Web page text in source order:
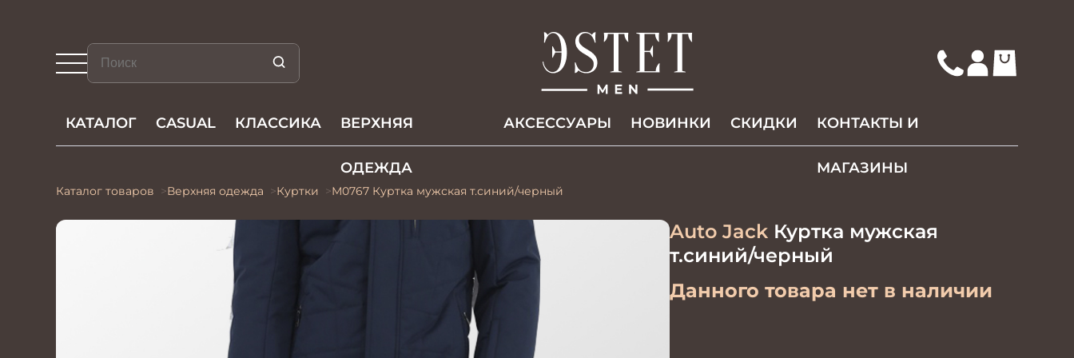
КАТАЛОГ CASUAL КЛАССИКА ВЕРХНЯЯ
ОДЕЖДА
АКCЕССУАРЫ НОВИНКИ СКИДКИ КОНТАКТЫ И
МАГАЗИНЫ
Каталог товаров Верхняя одежда Куртки М0767 Куртка мужская т.синий/черный
Auto JackКуртка мужская
т.синий/черный
Данного товара нет в наличии